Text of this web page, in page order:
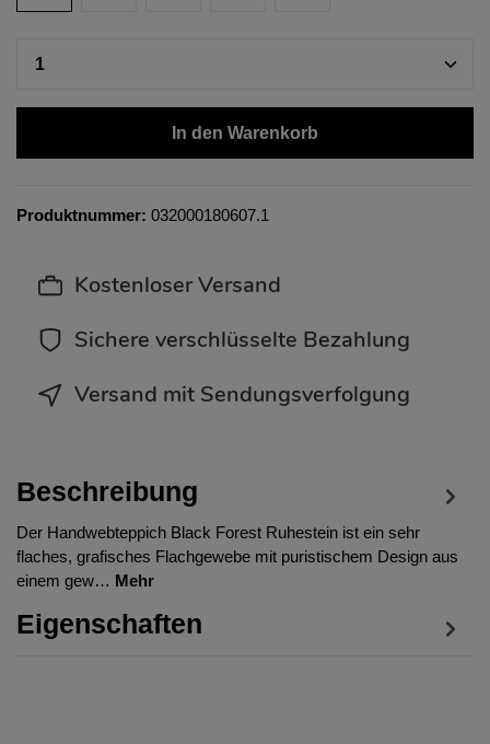
In den Warenkorb
Produktnummer: 032000180607.1
Kostenloser Versand
Sichere verschlüsselte Bezahlung
Versand mit Sendungsverfolgung
Beschreibung
Der Handwebteppich Black Forest Ruhestein ist ein sehr
flaches, grafisches Flachgewebe mit puristischem Design aus
einem gew… Mehr
Eigenschaften